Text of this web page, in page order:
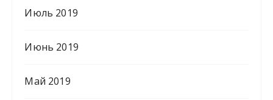
Июль 2019
Июнь 2019
Май 2019